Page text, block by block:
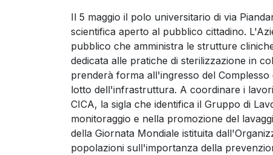
Il 5 maggio il polo universitario di via
scientifica aperto al pubblico cittadino.
pubblico che amministra le strutture
dedicata alle pratiche di sterilizzazione in
prenderà forma all'ingresso del
lotto dell'infrastruttura. A coordinare i
CICA, la sigla che identifica il Gruppo di
monitoraggio e nella promozione del
della Giornata Mondiale istituita
popolazioni sull'importanza della